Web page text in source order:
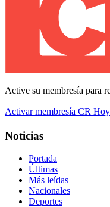
Active su membresía para
Activar membresía CR
Noticias
Portada
Últimas
Más leídas
Nacionales
Deportes